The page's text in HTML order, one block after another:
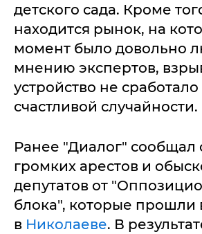
детского сада. Кроме
находится рынок, на
момент было довольно
мнению экспертов,
устройство не
счастливой случайности.
Ранее "Диалог" сообщал
громких арестов и
депутатов от
блока", которые прошли
в Николаеве. В